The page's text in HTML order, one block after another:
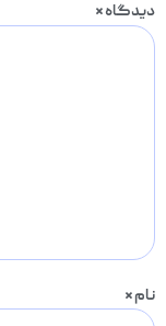
دیدگاه*
نام*